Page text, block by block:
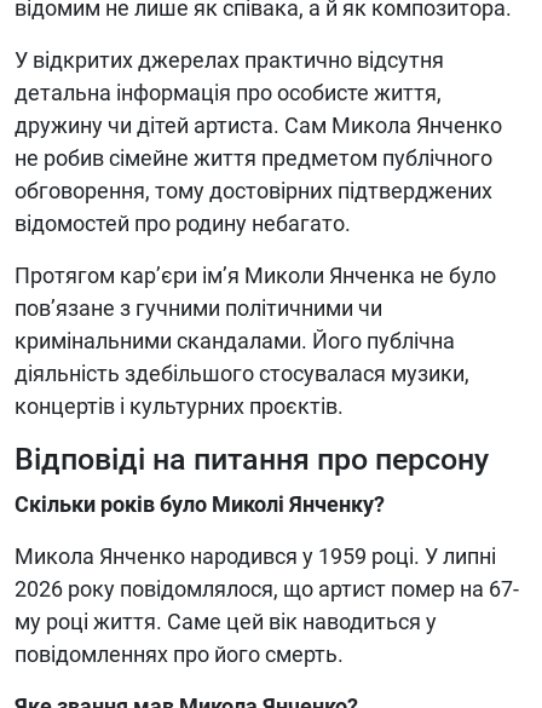
відомим не лише як співака, а й як композитора.
У відкритих джерелах практично відсутня
детальна інформація про особисте життя,
дружину чи дітей артиста. Сам Микола Янченко
не робив сімейне життя предметом публічного
обговорення, тому достовірних підтверджених
відомостей про родину небагато.
Протягом кар’єри ім’я Миколи Янченка не було
пов’язане з гучними політичними чи
кримінальними скандалами. Його публічна
діяльність здебільшого стосувалася музики,
концертів і культурних проєктів.
Відповіді на питання про персону
Скільки років було Миколі Янченку?
Микола Янченко народився у 1959 році. У липні
2026 року повідомлялося, що артист помер на 67-
му році життя. Саме цей вік наводиться у
повідомленнях про його смерть.